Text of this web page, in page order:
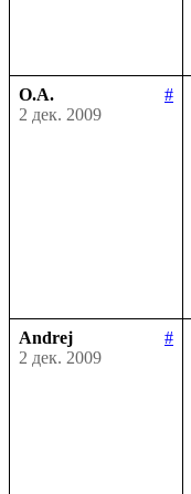
О.А.
#
2 дек. 2009
Andrej
#
2 дек. 2009